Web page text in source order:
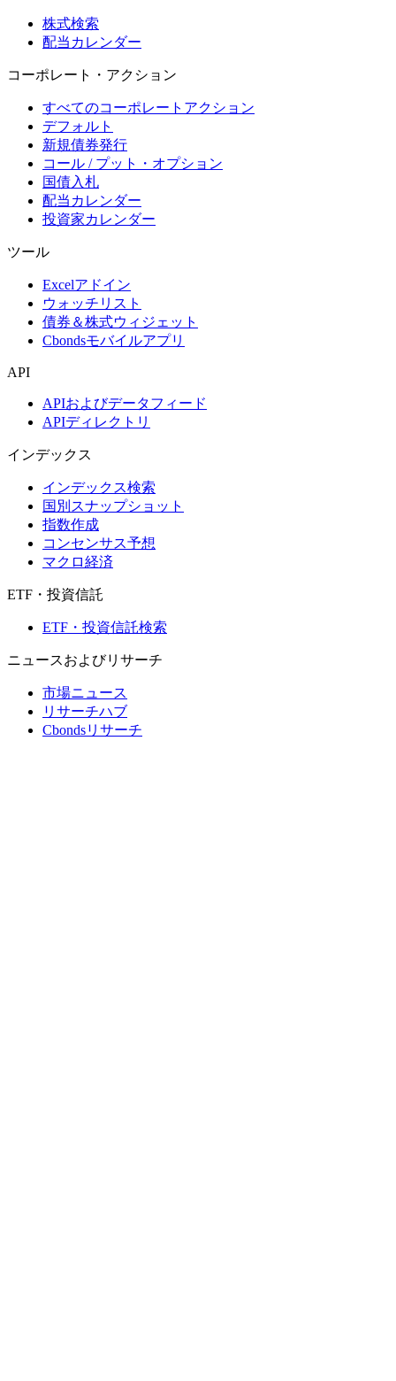
株式検索
配当カレンダー
コーポレート・アクション
すべてのコーポレートアクション
デフォルト
新規債券発行
コール / プット・オプション
国債入札
配当カレンダー
投資家カレンダー
ツール
Excelアドイン
ウォッチリスト
債券＆株式ウィジェット
Cbondsモバイルアプリ
API
APIおよびデータフィード
APIディレクトリ
インデックス
インデックス検索
国別スナップショット
指数作成
コンセンサス予想
マクロ経済
ETF・投資信託
ETF・投資信託検索
ニュースおよびリサーチ
市場ニュース
リサーチハブ
Cbondsリサーチ